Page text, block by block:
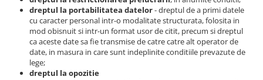
dreptul la portabilitatea datelor- dreptul de a primi datele
cu caracter personal intr-o modalitate structurata, folosita in
mod obisnuit si intr-un format usor de citit, precum si dreptul
ca aceste date sa fie transmise de catre catre alt operator de
date, in masura in care sunt indeplinite conditiile prevazute de
lege;
dreptul la opozitie